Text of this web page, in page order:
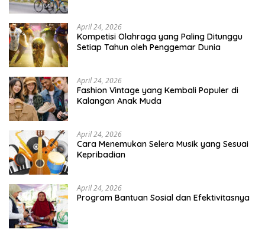
April 24, 2026
Kompetisi Olahraga yang Paling Ditunggu
Setiap Tahun oleh Penggemar Dunia
April 24, 2026
Fashion Vintage yang Kembali Populer di
Kalangan Anak Muda
April 24, 2026
Cara Menemukan Selera Musik yang Sesuai
Kepribadian
April 24, 2026
Program Bantuan Sosial dan Efektivitasnya